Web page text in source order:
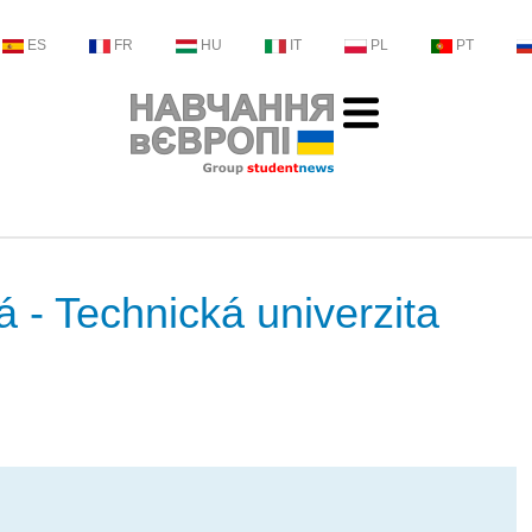
ES FR HU IT PL PT
- Technická univerzita